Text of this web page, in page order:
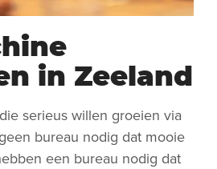
in Zeeland
serieus willen groeien via
bureau nodig dat mooie
een bureau nodig dat